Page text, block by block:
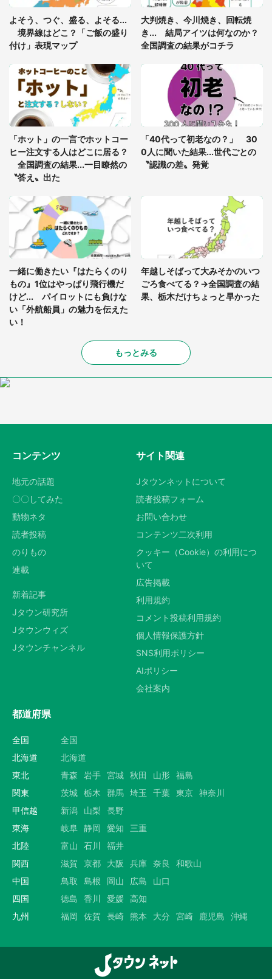
「閉所恐怖症の私は新幹線で大パニック。隣席の青
年に『手を繋いで』とお願いしたら...」 体験談に
8万人感動
7万人驚がく 「お菓子売り場ならまだしも...」「ハ
ードル高い」
あまりにも四角すぎる猫、激写される 「これもう
座布団だろ」「食パンの耳」と1.4万人困惑
よそう、つぐ、盛る、よそる...
境界線はどこ？「ご飯の盛り
付け」表現マップ
大判焼き、今川焼き、回転焼
き... 結局アイツは何なのか？
全国調査の結果がコチラ
「ホット」の一言でホットコー
ヒー注文する人はどこに居る？
全国調査の結果...一目瞭然の
〝答え〟出た
「40代って初老なの？」 30
0人に聞いた結果...世代ごとの
〝認識の差〟発覚
一緒に働きたい『はたらくのり
もの』1位はやっぱり飛行機だ
けど... パイロットにも負けな
い「外航船員」の魅力を伝えた
い！
年越しそばって大みそかのいつ
ごろ食べてる？→全国調査の結
果、栃木だけちょっと早かった
もっとみる
コンテンツ
地元の話題
〇〇してみた
動物ネタ
読者投稿
のりもの
連載
新着記事
Jタウン研究所
Jタウンウィズ
Jタウンチャンネル
サイト関連
Jタウンネットについて
読者投稿フォーム
お問い合わせ
コンテンツ二次利用
クッキー（Cookie）の利用につ
いて
広告掲載
利用規約
コメント投稿利用規約
個人情報保護方針
SNS利用ポリシー
AIポリシー
会社案内
都道府県
全国
全国
北海道
北海道
東北
青森 岩手 宮城 秋田 山形 福島
関東
茨城 栃木 群馬 埼玉 千葉 東京 神奈川
甲信越
新潟 山梨
長野
東海
岐阜 静岡 愛知
三重
北陸
富山 石川
福井
関西
滋賀 京都 大阪 兵庫 奈良
和歌山
中国
鳥取 島根 岡山 広島
山口
四国
徳島 香川 愛媛 高知
九州
福岡 佐賀 長崎 熊本 大分 宮崎 鹿児島 沖縄